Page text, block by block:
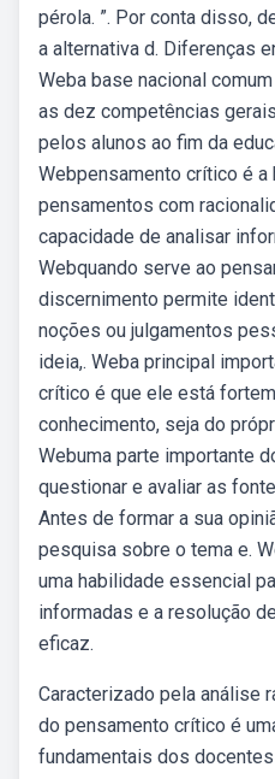
pérola. ”. Por conta disso,
a alternativa d. Diferenças
Weba base nacional
as dez competências
pelos alunos ao fim da
Webpensamento crítico é
pensamentos com
capacidade de analisar
Webquando serve ao
discernimento permite
noções ou julgamentos
ideia,. Weba principal
crítico é que ele está
conhecimento, seja do
Webuma parte importante
questionar e avaliar as
Antes de formar a sua
pesquisa sobre o tema e.
uma habilidade essencial
informadas e a resolução
eficaz.
Caracterizado pela análise
do pensamento crítico é
fundamentais dos docentes